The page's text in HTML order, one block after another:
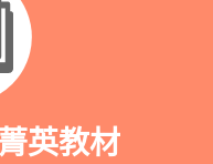
英教材